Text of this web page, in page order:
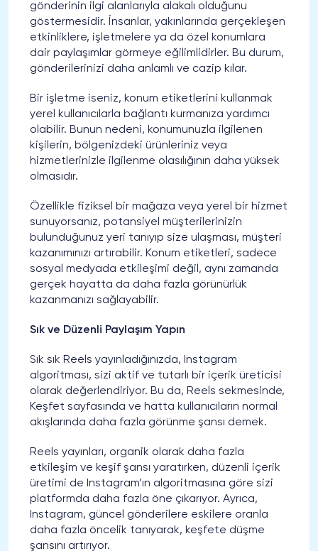
gönderinin ilgi alanlarıyla alakalı olduğunu
göstermesidir. İnsanlar, yakınlarında gerçekleşen
etkinliklere, işletmelere ya da özel konumlara
dair paylaşımlar görmeye eğilimlidirler. Bu durum,
gönderilerinizi daha anlamlı ve cazip kılar.
Bir işletme iseniz, konum etiketlerini kullanmak
yerel kullanıcılarla bağlantı kurmanıza yardımcı
olabilir. Bunun nedeni, konumunuzla ilgilenen
kişilerin, bölgenizdeki ürünleriniz veya
hizmetlerinizle ilgilenme olasılığının daha yüksek
olmasıdır.
Özellikle fiziksel bir mağaza veya yerel bir hizmet
sunuyorsanız, potansiyel müşterilerinizin
bulunduğunuz yeri tanıyıp size ulaşması, müşteri
kazanımınızı artırabilir. Konum etiketleri, sadece
sosyal medyada etkileşimi değil, aynı zamanda
gerçek hayatta da daha fazla görünürlük
kazanmanızı sağlayabilir.
Sık ve Düzenli Paylaşım Yapın
Sık sık Reels yayınladığınızda, Instagram
algoritması, sizi aktif ve tutarlı bir içerik üreticisi
olarak değerlendiriyor. Bu da, Reels sekmesinde,
Keşfet sayfasında ve hatta kullanıcıların normal
akışlarında daha fazla görünme şansı demek.
Reels yayınları, organik olarak daha fazla
etkileşim ve keşif şansı yaratırken, düzenli içerik
üretimi de Instagram’ın algoritmasına göre sizi
platformda daha fazla öne çıkarıyor. Ayrıca,
Instagram, güncel gönderilere eskilere oranla
daha fazla öncelik tanıyarak, keşfete düşme
şansını artırıyor.